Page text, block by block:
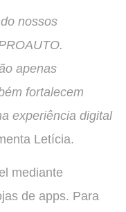
nossos
apenas
fortalecem
experiência digital
Letícia.
mediante
de apps. Para